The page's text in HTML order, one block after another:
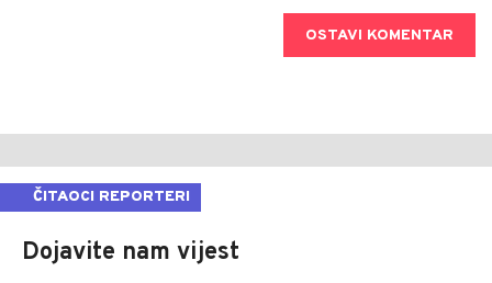
OSTAVI KOMENTAR
ČITAOCI REPORTERI
Dojavite nam vijest